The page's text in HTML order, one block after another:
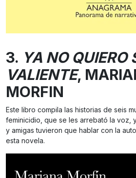
3. YA NO QUIERO
VALIENTE,
MORFIN
Este libro compila las historias de seis
feminicidio, que se les arrebató la voz,
y amigas tuvieron que hablar con la
esta novela.